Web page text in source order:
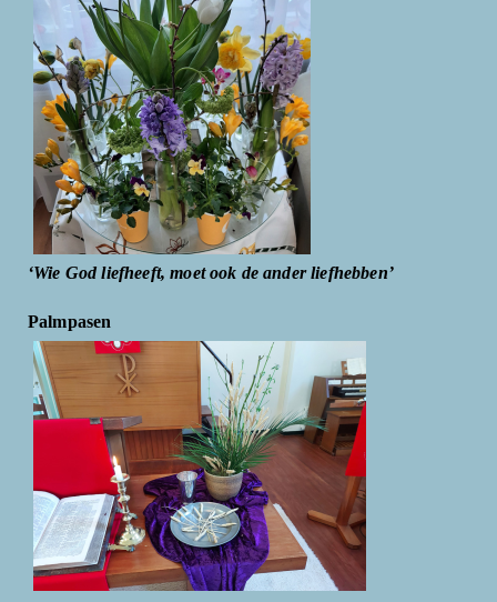
‘Wie God liefheeft, moet ook de ander liefhebben’
Palmpasen